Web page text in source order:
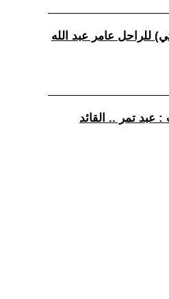
للراحل عامر عبد الله
: عبد تمر .. القائد